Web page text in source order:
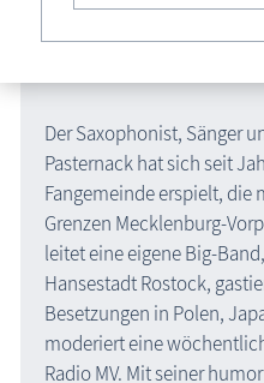
Weitere Informationen
Der Saxophonist, Sänger
Pasternack hat sich seit
Fangemeinde erspielt,
Grenzen Mecklenburg-
leitet eine eigene Big-
Hansestadt Rostock,
Besetzungen in Polen,
moderiert eine
Radio MV. Mit seiner